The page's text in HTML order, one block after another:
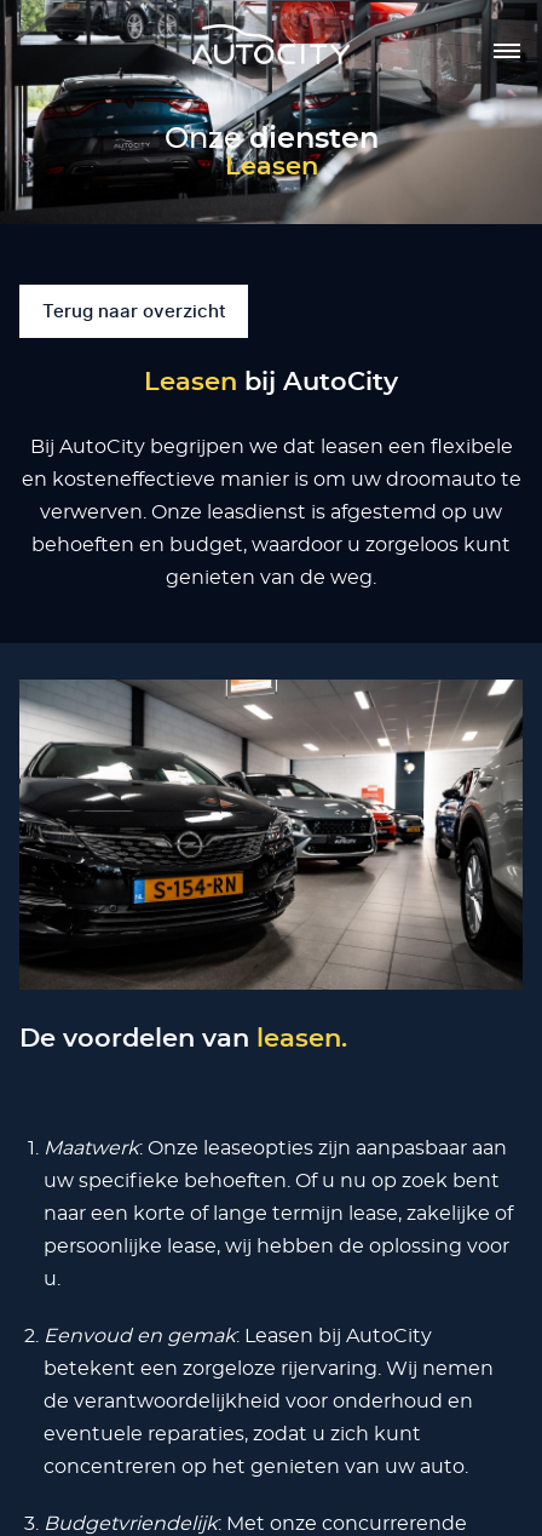
Onzediensten
Leasen
Terug naar overzicht
Leasen bij AutoCity
Bij AutoCity begrijpen we dat leasen een flexibele
en kosteneffectieve manier is om uw droomauto te
verwerven. Onze leasdienst is afgestemd op uw
behoeften en budget, waardoor u zorgeloos kunt
genieten van de weg.
De voordelen van leasen.
Maatwerk: Onze leaseopties zijn aanpasbaar aan
uw specifieke behoeften. Of u nu op zoek bent
naar een korte of lange termijn lease, zakelijke of
persoonlijke lease, wij hebben de oplossing voor
u.
Eenvoud en gemak: Leasen bij AutoCity
betekent een zorgeloze rijervaring. Wij nemen
de verantwoordelijkheid voor onderhoud en
eventuele reparaties, zodat u zich kunt
concentreren op het genieten van uw auto.
Budgetvriendelijk: Met onze concurrerende